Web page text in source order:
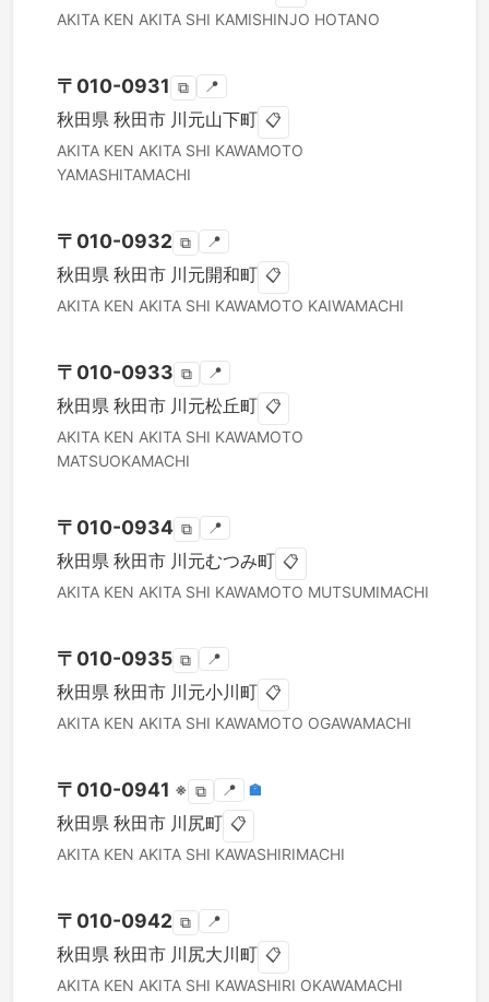
AKITA KEN AKITA SHI KAMISHINJO HOTANO
〒 010-0931 ⧉ 📍
秋田県 秋田市 川元山下町 📋
AKITA KEN AKITA SHI KAWAMOTO
YAMASHITAMACHI
〒 010-0932 ⧉ 📍
秋田県 秋田市 川元開和町 📋
AKITA KEN AKITA SHI KAWAMOTO KAIWAMACHI
〒 010-0933 ⧉ 📍
秋田県 秋田市 川元松丘町 📋
AKITA KEN AKITA SHI KAWAMOTO
MATSUOKAMACHI
〒 010-0934 ⧉ 📍
秋田県 秋田市 川元むつみ町 📋
AKITA KEN AKITA SHI KAWAMOTO MUTSUMIMACHI
〒 010-0935 ⧉ 📍
秋田県 秋田市 川元小川町 📋
AKITA KEN AKITA SHI KAWAMOTO OGAWAMACHI
〒 010-0941 ※ ⧉ 📍 🏣
秋田県 秋田市 川尻町 📋
AKITA KEN AKITA SHI KAWASHIRIMACHI
〒 010-0942 ⧉ 📍
秋田県 秋田市 川尻大川町 📋
AKITA KEN AKITA SHI KAWASHIRI OKAWAMACHI